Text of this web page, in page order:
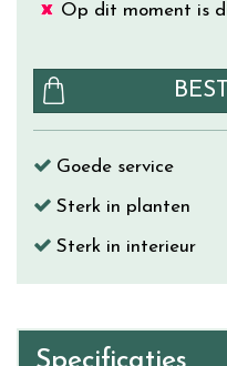
Op dit moment is
Goede service
Sterk in planten
Sterk in interieur